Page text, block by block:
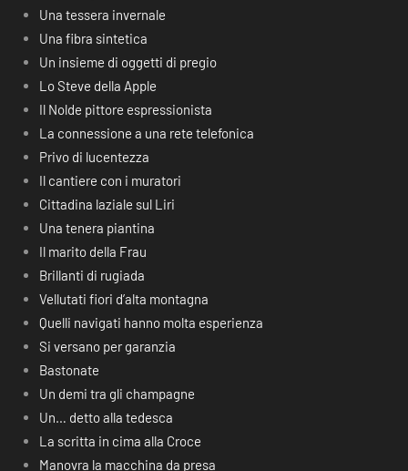
Una tessera invernale
Una fibra sintetica
Un insieme di oggetti di pregio
Lo Steve della Apple
Il Nolde pittore espressionista
La connessione a una rete telefonica
Privo di lucentezza
Il cantiere con i muratori
Cittadina laziale sul Liri
Una tenera piantina
Il marito della Frau
Brillanti di rugiada
Vellutati fiori d’alta montagna
Quelli navigati hanno molta esperienza
Si versano per garanzia
Bastonate
Un demi tra gli champagne
Un… detto alla tedesca
La scritta in cima alla Croce
Manovra la macchina da presa